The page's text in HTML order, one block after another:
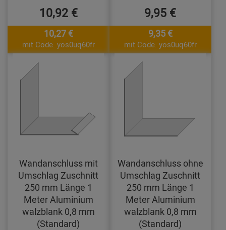
10,92 €
10,27 €
mit Code: yos0uq60fr
9,95 €
9,35 €
mit Code: yos0uq60fr
Wandanschluss mit
Umschlag Zuschnitt
250 mm Länge 1
Meter Aluminium
walzblank 0,8 mm
(Standard)
Wandanschluss ohne
Umschlag Zuschnitt
250 mm Länge 1
Meter Aluminium
walzblank 0,8 mm
(Standard)